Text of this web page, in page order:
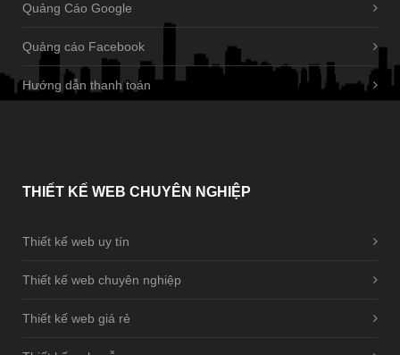
Quảng Cáo Google
Quảng cáo Facebook
Hướng dẫn thanh toán
THIẾT KẾ WEB CHUYÊN NGHIỆP
Thiết kế web uy tín
Thiết kế web chuyên nghiệp
Thiết kế web giá rẻ